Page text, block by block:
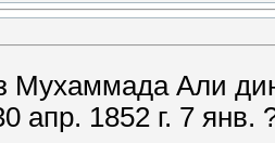
Мухаммада Али
апр. 1852 г. 7 янв.